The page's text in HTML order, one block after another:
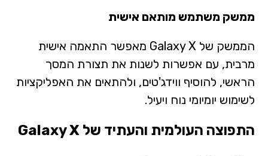
ממשק משתמש מותאם אישית
הממשק של Galaxy X מאפשר התאמה אישית
מרבית, עם אפשרות לשנות את תצורת המסך
הראשי, להוסיף ווידג'טים, ולהתאים את האפליקציות
לשימוש יומיומי נוח ויעיל.
התפוצה העולמית והעתיד של Galaxy X